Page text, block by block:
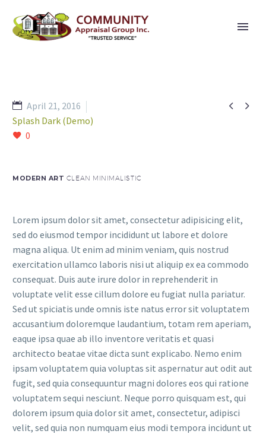
 
April 21, 2016
Splash Dark (Demo)
0
MODERN ART CLEAN MINIMALISTIC
Lorem ipsum dolor sit amet, consectetur adipisicing elit,
sed do eiusmod tempor incididunt ut labore et dolore
magna aliqua. Ut enim ad minim veniam, quis nostrud
exercitation ullamco laboris nisi ut aliquip ex ea commodo
consequat. Duis aute irure dolor in reprehenderit in
voluptate velit esse cillum dolore eu fugiat nulla pariatur.
Sed ut spiciatis unde omnis iste natus error sit voluptatem
accusantium doloremque laudantium, totam rem aperiam,
eaque ipsa quae ab illo inventore veritatis et quasi
architecto beatae vitae dicta sunt explicabo. Nemo enim
ipsam voluptatem quia voluptas sit aspernatur aut odit aut
fugit, sed quia consequuntur magni dolores eos qui ratione
voluptatem sequi nesciunt. Neque porro quisquam est, qui
dolorem ipsum quia dolor sit amet, consectetur, adipisci
velit, sed quia non numquam eius modi tempora incidunt ut